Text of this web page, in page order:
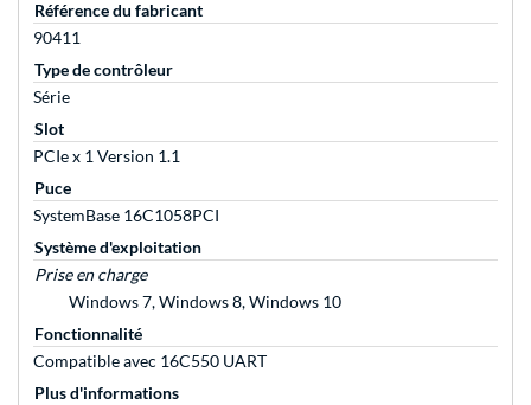
Référence du fabricant
90411
Type de contrôleur
Série
Slot
PCIe x 1 Version 1.1
Puce
SystemBase 16C1058PCI
Système d'exploitation
Prise en charge
Windows 7, Windows 8, Windows 10
Fonctionnalité
Compatible avec 16C550 UART
Plus d'informations